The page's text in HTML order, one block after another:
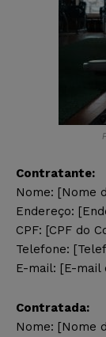
Contratante:
Nome: [Nome
Endereço:
CPF: [CPF do
Telefone:
E-mail: [E-mail
Contratada:
Nome: [Nome